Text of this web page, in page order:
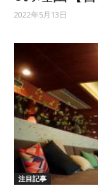
2022年5月13日
注目記事